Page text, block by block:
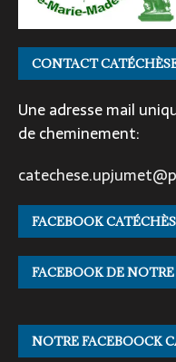
CONTACT
Une adresse mail
de cheminement:
FACEBOOK
FACEBOOK DE
NOTRE FACEBOOCK